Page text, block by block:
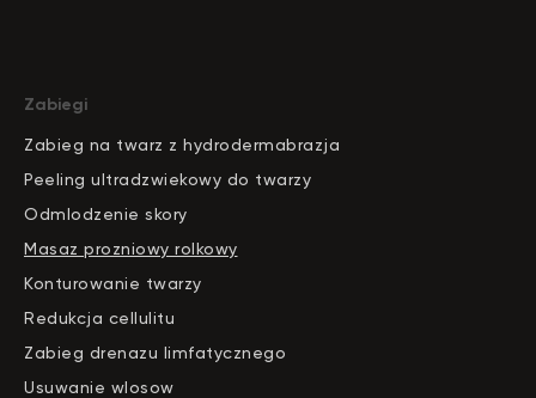
Zabiegi
Zabieg na twarz z hydrodermabrazja
Peeling ultradzwiekowy do twarzy
Odmlodzenie skory
Masaz prozniowy rolkowy
Konturowanie twarzy
Redukcja cellulitu
Zabieg drenazu limfatycznego
Usuwanie wlosow